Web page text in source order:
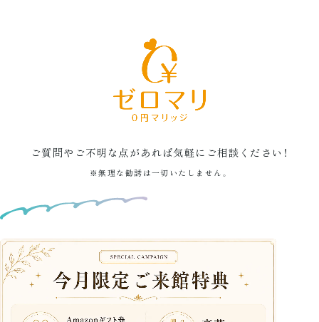
ゼロマリお問い合わせフォーム
ご質問やご不明な点があれば気軽にご相談ください！
※無理な勧誘は一切いたしません。